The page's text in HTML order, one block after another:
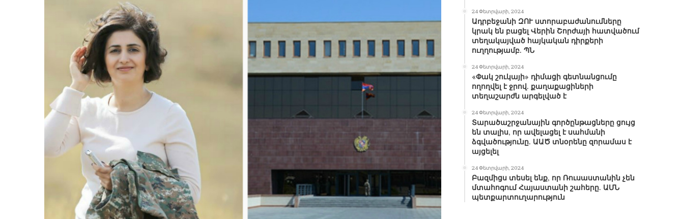
24 Փետրվարի, 2024
Ադրբեջանի ԶՈՒ ստորաբաժանումները
կրակ են բացել Վերին Շորժայի հատվածում
տեղակայված հայկական դիրքերի
ուղղությամբ. ՊՆ
24 Փետրվարի, 2024
«Փակ շուկայի» դիմացի գետնանցումը
ողողվել է ջրով. քաղաքացիների
տեղաշարժն արգելված է
24 Փետրվարի, 2024
Տարածաշրջանային գործընթացները ցույց
են տալիս, որ ավելացել է սահմանի
ձգվածությունը. ԱԱԾ տնօրենը զորամաս է
այցելել
24 Փետրվարի, 2024
Բազմիցս տեսել ենք, որ Ռուսաստանին չեն
մտահոգում Հայաստանի շահերը. ԱՄՆ
պետքարտուղարություն